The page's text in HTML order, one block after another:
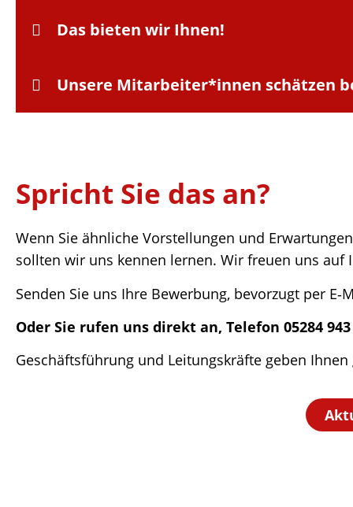
Das bieten wir Ihnen!
Unsere Mitarbeiter*innen schät­zen
Spricht Sie das an?
Wenn Sie ähnli­che Vorstel­lun­gen und
soll­ten wir uns kennen lernen. Wir freuen uns
Senden Sie uns Ihre Bewer­bung, bevor­zugt per
Oder Sie rufen uns direkt an, Tele­fon 05284 943
Geschäfts­füh­rung und Leitungs­kräfte geben